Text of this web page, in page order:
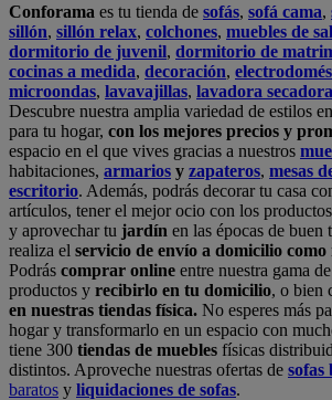
Conforama es tu tienda de sofás, sofá cama,
sillón, sillón relax, colchones, muebles de
dormitorio de juvenil, dormitorio de
cocinas a medida, decoración,
microondas, lavavajillas, lavadora secadora
Descubre nuestra amplia variedad de estilos
para tu hogar, con los mejores precios y
espacio en el que vives gracias a nuestros
habitaciones, armarios y zapateros, mesas
escritorio. Además, podrás decorar tu casa
artículos, tener el mejor ocio con los
y aprovechar tu jardín en las épocas de
realiza el servicio de envío a domicilio
Podrás comprar online entre nuestra gama
productos y recibirlo en tu domicilio, o bien
en nuestras tiendas física. No esperes más
hogar y transformarlo en un espacio con
tiene 300 tiendas de muebles físicas
distintos. Aproveche nuestras ofertas de sofas
baratos y liquidaciones de sofas.